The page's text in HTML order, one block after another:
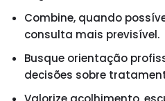
Combine, quando
consulta mais previsível.
Busque orientação
decisões sobre